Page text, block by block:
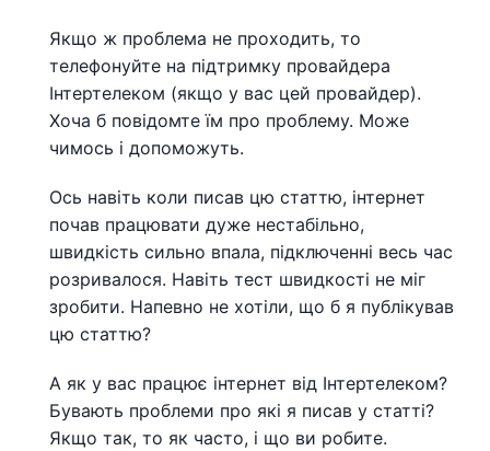
Якщо ж проблема не проходить, то
телефонуйте на підтримку провайдера
Інтертелеком (якщо у вас цей провайдер).
Хоча б повідомте їм про проблему. Може
чимось і допоможуть.
Ось навіть коли писав цю статтю, інтернет
почав працювати дуже нестабільно,
швидкість сильно впала, підключенні весь час
розривалося. Навіть тест швидкості не міг
зробити. Напевно не хотіли, що б я публікував
цю статтю?
А як у вас працює інтернет від Інтертелеком?
Бувають проблеми про які я писав у статті?
Якщо так, то як часто, і що ви робите.